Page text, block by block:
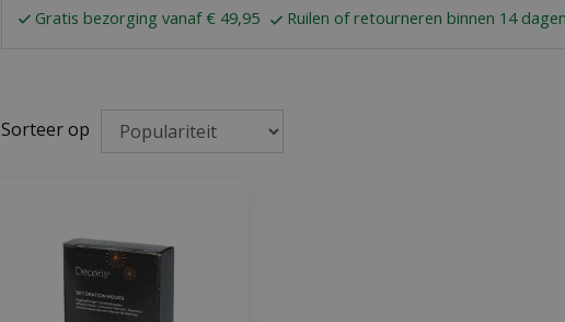
Gratis bezorging vanaf € 49,95 Ruilen of retourneren binnen 14 dagen
Sorteer op